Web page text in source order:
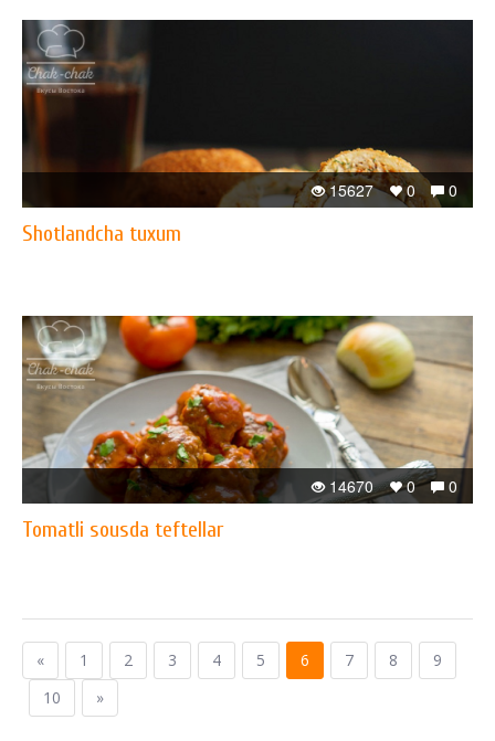
0
0
15627
Shotlandcha tuxum
0
0
14670
Tomatli sousda teftellar
« 1 2 3 4 5 6 7 8
9
10
»